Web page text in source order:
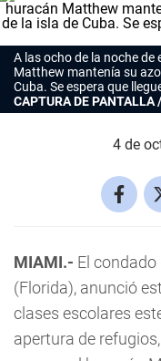
A las ocho de la noche de
Matthew mantenía su
Cuba. Se espera que
CAPTURA DE
4 de
MIAMI.- El
(Florida), anunció
clases escolares
apertura de